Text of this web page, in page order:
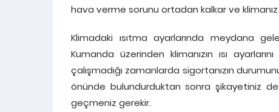
hava verme sorunu ortadan kalkar ve
Klimadaki ısıtma ayarlarında meydana
Kumanda üzerinden klimanızın ısı
çalışmadığı zamanlarda sigortanızın
önünde bulundurduktan sonra şikayetiniz
geçmeniz gerekir.